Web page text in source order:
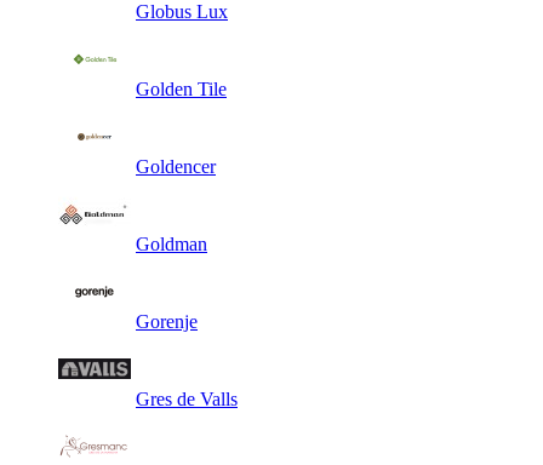
Globus Lux
Golden Tile
Goldencer
Goldman
Gorenje
Gres de Valls